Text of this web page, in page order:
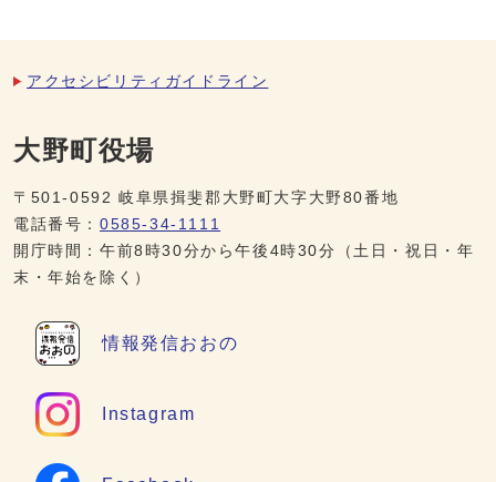
アクセシビリティガイドライン
大野町役場
〒501-0592 岐阜県揖斐郡大野町大字大野80番地
電話番号： 0585-34-1111
開庁時間：午前8時30分から午後4時30分（土日・祝日・年
末・年始を除く）
情報発信おおの
Instagram